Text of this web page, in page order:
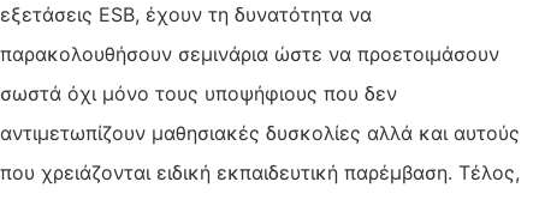
εξετάσεις ESB, έχουν τη δυνατότητα να
παρακολουθήσουν σεμινάρια ώστε να προετοιμάσουν
σωστά όχι μόνο τους υποψήφιους που δεν
αντιμετωπίζουν μαθησιακές δυσκολίες αλλά και αυτούς
που χρειάζονται ειδική εκπαιδευτική παρέμβαση. Τέλος,